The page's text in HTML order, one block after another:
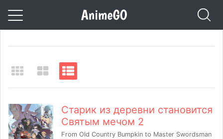
Старик из деревни становится
Святым мечом 2
From Old Country Bumpkin to Master Swordsman